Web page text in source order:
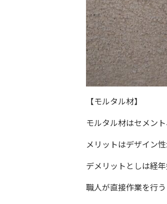
【モルタル材】
モルタル材はセメン
メリットはデザイン
デメリットとしは経
職人が直接作業を行